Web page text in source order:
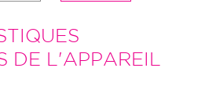
DE L'APPAREIL